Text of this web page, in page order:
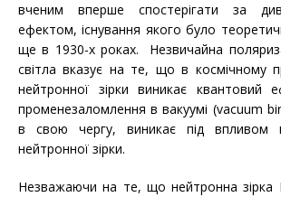
вченим вперше спостерігати за
ефектом, існування якого було
ще в 1930-х роках. Незвичайна
світла вказує на те, що в космічному
нейтронної зірки виникає квантовий
променезаломлення в вакуумі (vacuum
в свою чергу, виникає під впливом
нейтронної зірки.
Незважаючи на те, що нейтронна зірка